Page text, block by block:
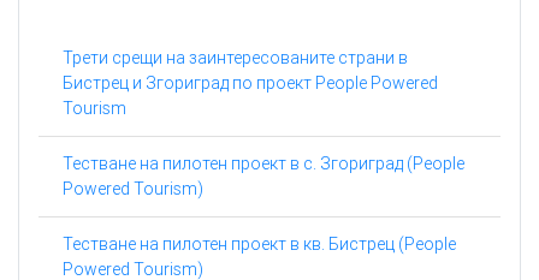
Трети срещи на заинтересованите страни в
Бистрец и Згориград по проект People Powered
Tourism
Тестване на пилотен проект в с. Згориград (People
Powered Tourism)
Тестване на пилотен проект в кв. Бистрец (People
Powered Tourism)